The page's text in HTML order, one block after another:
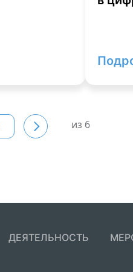
из 6
ДЕЯТЕЛЬНОСТЬ